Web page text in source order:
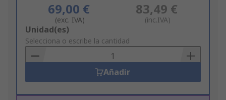
69,00 €
(exc. IVA)
83,49 €
(inc.IVA)
Add
to
Basket
Unidad(es)
Selecciona o escribe la cantidad
Añadir